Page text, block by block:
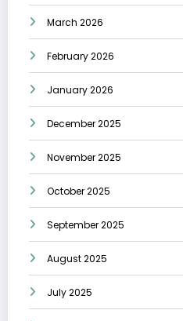
March 2026
February 2026
January 2026
December 2025
November 2025
October 2025
September 2025
August 2025
July 2025